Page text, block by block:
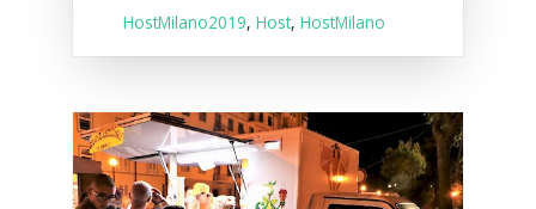
HostMilano2019,Host,HostMilano